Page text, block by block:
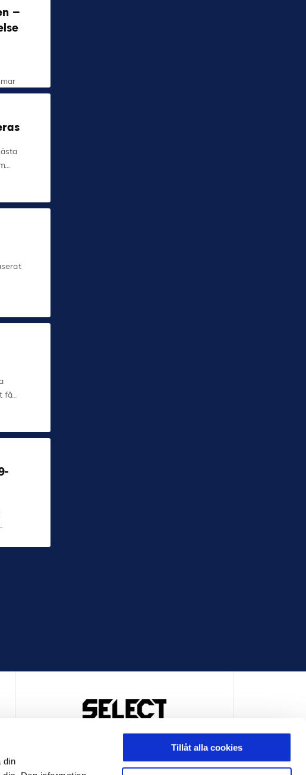
din
Tillåt alla cookies
–
få…